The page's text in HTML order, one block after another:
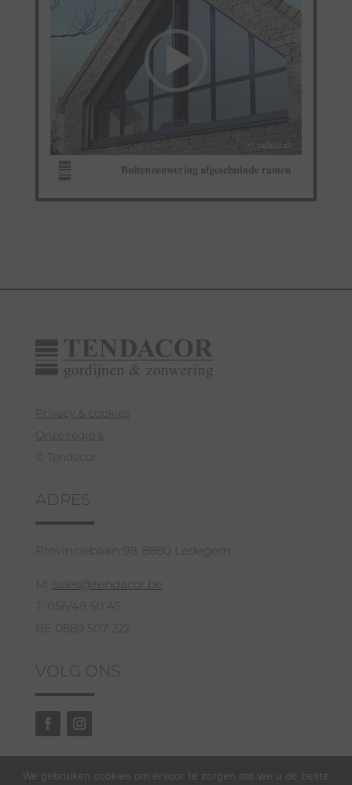
Privacy & cookies
Onze regio’s
© Tendacor
ADRES
Provinciebaan 98, 8880 Ledegem
M:
sales@tendacor.be
T: 056/49 50 45
BE 0889 507 222
VOLG ONS
GRATIS ADVIES EN OFFERTE
We gebruiken cookies om ervoor te zorgen dat we u de beste